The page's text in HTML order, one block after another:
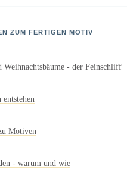
ZUM FERTIGEN MOTIV
Weihnachtsbäume - der Feinschliff
Motiven
- warum und wie